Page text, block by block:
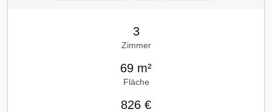
3
Zimmer
69 m²
Fläche
826 €